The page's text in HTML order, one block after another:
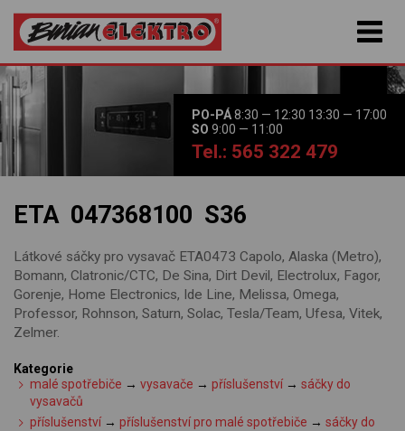
PO-PÁ8:30 — 12:30 13:30 — 17:00
SO 9:00 — 11:00
Tel.: 565 322 479
ETA 047368100 S36
Látkové sáčky pro vysavač ETA0473 Capolo, Alaska (Metro),
Bomann, Clatronic/CTC, De Sina, Dirt Devil, Electrolux, Fagor,
Gorenje, Home Electronics, Ide Line, Melissa, Omega,
Professor, Rohnson, Saturn, Solac, Tesla/Team, Ufesa, Vitek,
Zelmer.
Kategorie
malé spotřebiče →vysavače →příslušenství →sáčky do
vysavačů
příslušenství →příslušenství pro malé spotřebiče →sáčky do